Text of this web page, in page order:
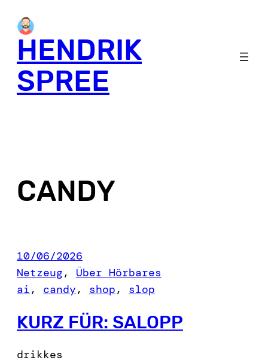
content
HENDRIK
SPREE
CANDY
10/06/2026
Netzeug, Über Hörbares
ai , candy, shop, slop
KURZ FÜR: SALOPP
drikkes